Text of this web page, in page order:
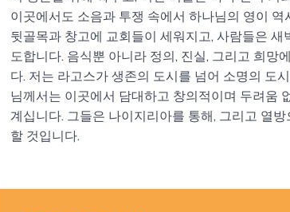
이곳에서도 소음과 투쟁 속에서 하나님의 영이 역
뒷골목과 창고에 교회들이 세워지고, 사람들은 새
도합니다. 음식뿐 아니라 정의, 진실, 그리고 희망
다. 저는 라고스가 생존의 도시를 넘어 소명의 도
님께서는 이곳에서 담대하고 창의적이며 두려움
계십니다. 그들은 나이지리아를 통해, 그리고 열
할 것입니다.